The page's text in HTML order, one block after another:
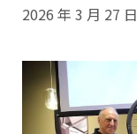
2026 年 3 月 27 日